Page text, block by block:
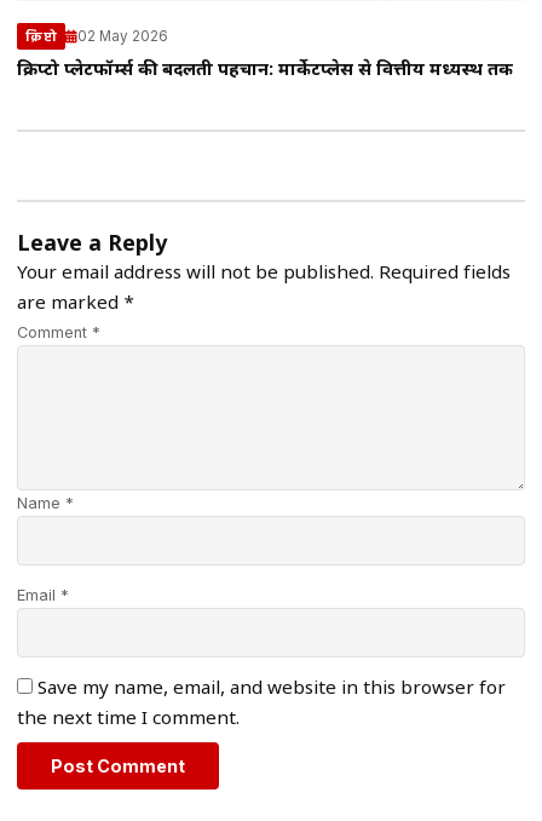
क्रिप्टो 02 May 2026
क्रिप्टो प्लेटफॉर्म्स की बदलती पहचान: मार्केटप्लेस से वित्तीय मध्यस्थ तक
Leave a Reply
Your email address will not be published. Required fields
are marked *
Comment *
Name *
Email *
Save my name, email, and website in this browser for
the next time I comment.